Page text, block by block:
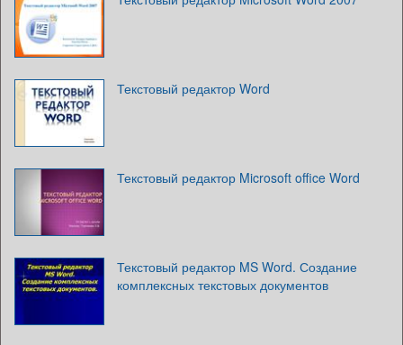
Текстовый редактор Word
Текстовый редактор Microsoft office Word
Текстовый редактор MS Word. Создание
комплексных текстовых документов